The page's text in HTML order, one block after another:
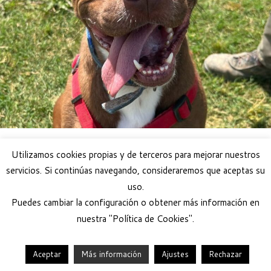
© 2026 Help Guau ·Funciona con · Diseñado con el Tema Customizr
Utilizamos cookies propias y de terceros para mejorar nuestros
servicios. Si continúas navegando, consideraremos que aceptas su
uso.
Puedes cambiar la configuración o obtener más información en
nuestra "Política de Cookies".
Aceptar Más información Ajustes Rechazar